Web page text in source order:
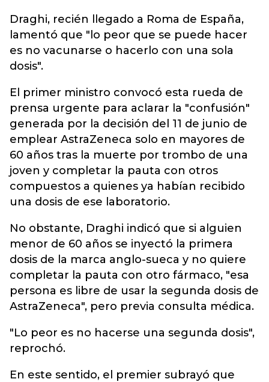
Draghi, recién llegado a Roma de España,
lamentó que "lo peor que se puede hacer
es no vacunarse o hacerlo con una sola
dosis".
El primer ministro convocó esta rueda de
prensa urgente para aclarar la "confusión"
generada por la decisión del 11 de junio de
emplear AstraZeneca solo en mayores de
60 años tras la muerte por trombo de una
joven y completar la pauta con otros
compuestos a quienes ya habían recibido
una dosis de ese laboratorio.
No obstante, Draghi indicó que si alguien
menor de 60 años se inyectó la primera
dosis de la marca anglo-sueca y no quiere
completar la pauta con otro fármaco, "esa
persona es libre de usar la segunda dosis de
AstraZeneca", pero previa consulta médica.
"Lo peor es no hacerse una segunda dosis",
reprochó.
En este sentido, el premier subrayó que